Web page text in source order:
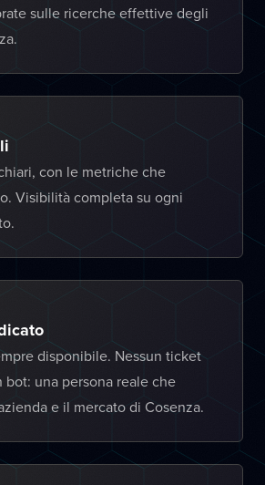
sulle ricerche effettive degli
con le metriche che
Visibilità completa su ogni
disponibile. Nessun ticket
bot: una persona reale che
e il mercato di Cosenza.